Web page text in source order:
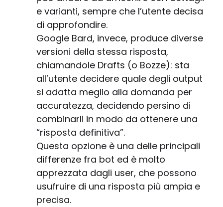
e varianti, sempre che l’utente decisa
di approfondire.
Google Bard, invece, produce diverse
versioni della stessa risposta,
chiamandole Drafts (o Bozze): sta
all’utente decidere quale degli output
si adatta meglio alla domanda per
accuratezza, decidendo persino di
combinarli in modo da ottenere una
“risposta definitiva”.
Questa opzione è una delle principali
differenze fra bot ed è molto
apprezzata dagli user, che possono
usufruire di una risposta più ampia e
precisa.